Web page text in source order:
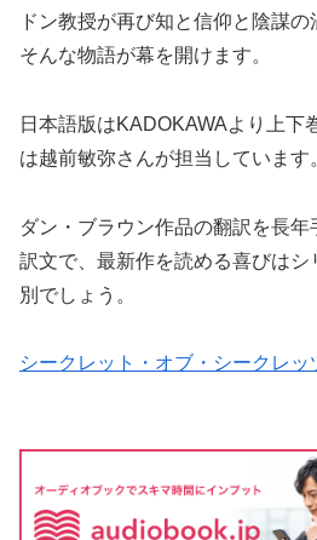
ドン教授が再び知と信仰と陰謀
そんな物語が幕を開けます。
日本語版はKADOKAWAより上下
は越前敏弥さんが担当しています
ダン・ブラウン作品の翻訳を長
訳文で、最新作を読める喜びは
別でしょう。
シークレット・オブ・シークレ